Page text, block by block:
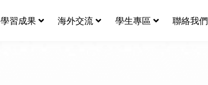
學習成果 海外交流 學生專區 聯絡我們